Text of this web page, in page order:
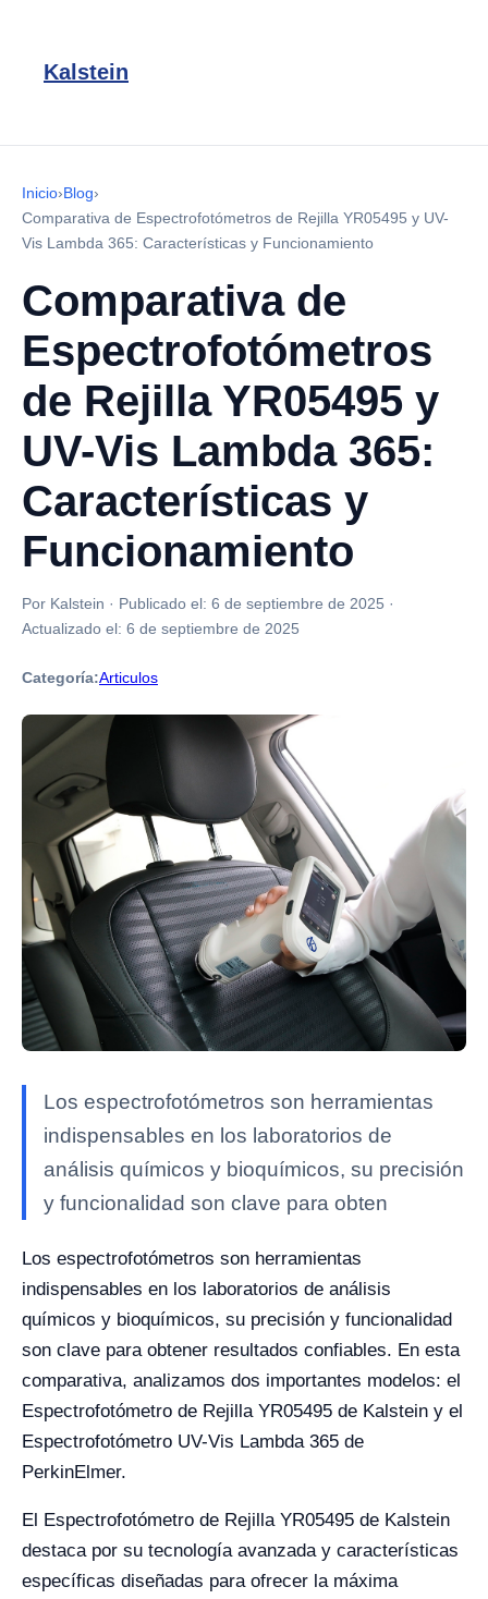
Kalstein
Inicio›Blog›
Comparativa de Espectrofotómetros de Rejilla YR05495 y UV-
Vis Lambda 365: Características y Funcionamiento
Comparativa de
Espectrofotómetros
de Rejilla YR05495 y
UV-Vis Lambda 365:
Características y
Funcionamiento
Por Kalstein · Publicado el: 6 de septiembre de 2025 ·
Actualizado el: 6 de septiembre de 2025
Categoría:Articulos
Los espectrofotómetros son herramientas
indispensables en los laboratorios de
análisis químicos y bioquímicos, su precisión
y funcionalidad son clave para obten
Los espectrofotómetros son herramientas
indispensables en los laboratorios de análisis
químicos y bioquímicos, su precisión y funcionalidad
son clave para obtener resultados confiables. En esta
comparativa, analizamos dos importantes modelos: el
Espectrofotómetro de Rejilla YR05495 de Kalstein y el
Espectrofotómetro UV-Vis Lambda 365 de
PerkinElmer.
El Espectrofotómetro de Rejilla YR05495 de Kalstein
destaca por su tecnología avanzada y características
específicas diseñadas para ofrecer la máxima